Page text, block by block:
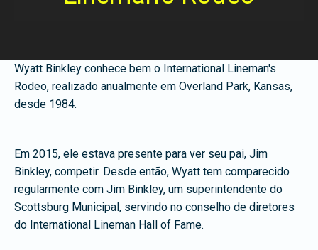
Wyatt Binkley conhece bem o International Lineman's
Rodeo, realizado anualmente em Overland Park, Kansas,
desde 1984.
Em 2015, ele estava presente para ver seu pai, Jim
Binkley, competir. Desde então, Wyatt tem comparecido
regularmente com Jim Binkley, um superintendente do
Scottsburg Municipal, servindo no conselho de diretores
do International Lineman Hall of Fame.